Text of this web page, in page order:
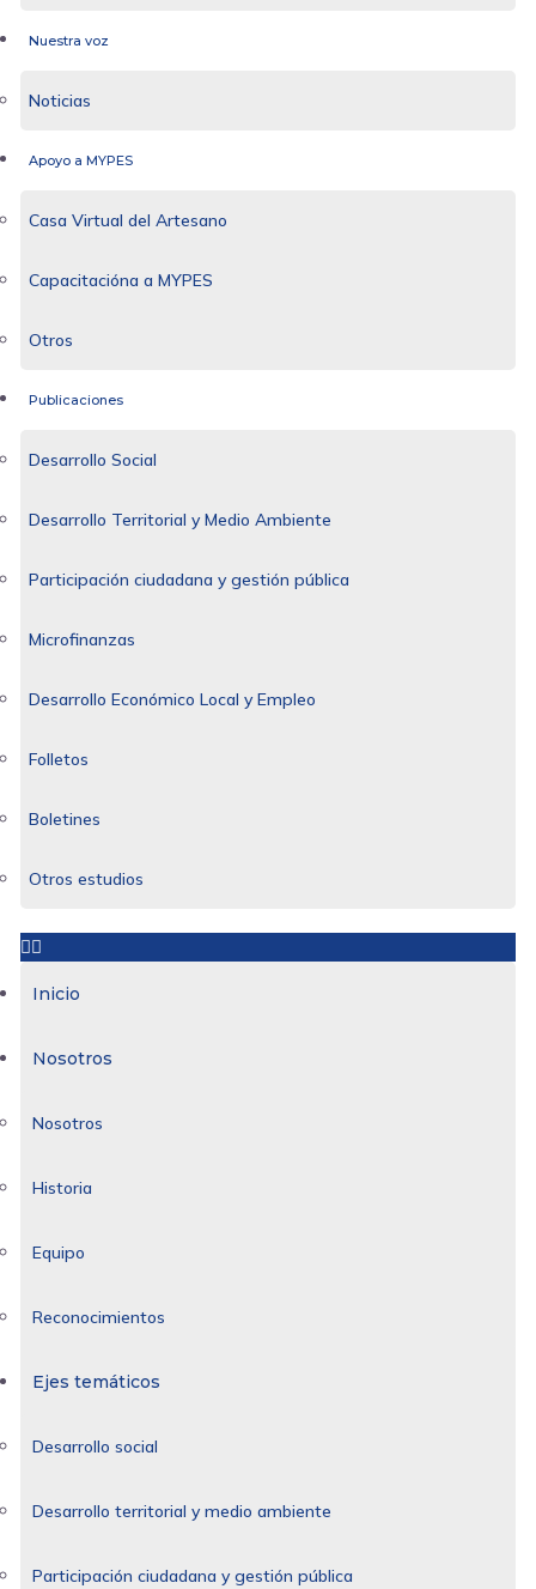
Nuestra voz
Noticias
Apoyo a MYPES
Casa Virtual del Artesano
Capacitacióna a MYPES
Otros
Publicaciones
Desarrollo Social
Desarrollo Territorial y Medio Ambiente
Participación ciudadana y gestión pública
Microfinanzas
Desarrollo Económico Local y Empleo
Folletos
Boletines
Otros estudios
Inicio
Nosotros
Nosotros
Historia
Equipo
Reconocimientos
Ejes temáticos
Desarrollo social
Desarrollo territorial y medio ambiente
Participación ciudadana y gestión pública